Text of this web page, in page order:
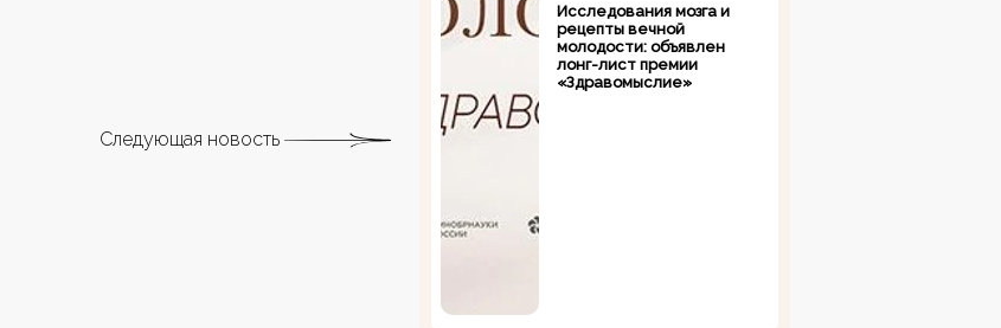
Следующая новость
Исследования мозга и
рецепты вечной
молодости: объявлен
лонг-лист премии
«Здравомыслие»